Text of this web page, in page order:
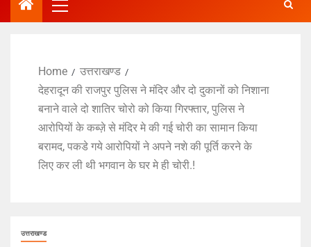
Home
उत्तराखण्ड
देहरादून की राजपुर पुलिस ने मंदिर और दो दुकानों को निशाना
बनाने वाले दो शातिर चोरो को किया गिरफ्तार, पुलिस ने
आरोपियों के कब्ज़े से मंदिर मे की गई चोरी का सामान किया
बरामद, पकडे गये आरोपियों ने अपने नशे की पूर्ति करने के
लिए कर ली थी भगवान के घर मे ही चोरी.!
उत्तराखण्ड